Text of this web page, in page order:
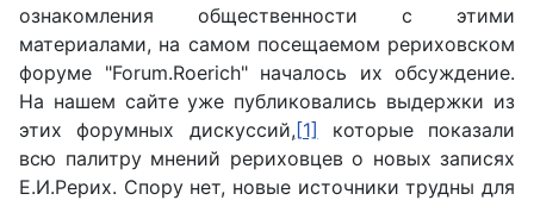
ознакомления общественности с этими
материалами, на самом посещаемом рериховском
форуме "Forum.Roerich" началось их обсуждение.
На нашем сайте уже публиковались выдержки из
этих форумных дискуссий, [1]
которые показали
всю палитру мнений рериховцев о новых записях
Е.И.Рерих. Спору нет, новые источники трудны для